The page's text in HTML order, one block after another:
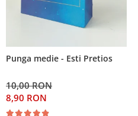
Punga medie - Esti Pretios
10,00 RON
8,90 RON